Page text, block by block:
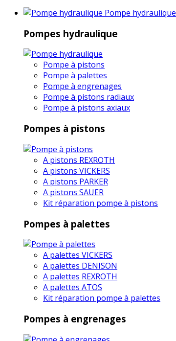
Pompe hydraulique
Pompes hydraulique
Pompe à pistons
Pompe à palettes
Pompe à engrenages
Pompe à pistons radiaux
Pompe à pistons axiaux
Pompes à pistons
A pistons REXROTH
A pistons VICKERS
A pistons PARKER
A pistons SAUER
Kit réparation pompe à pistons
Pompes à palettes
A palettes VICKERS
A palettes DENISON
A palettes REXROTH
A palettes ATOS
Kit réparation pompe à palettes
Pompes à engrenages